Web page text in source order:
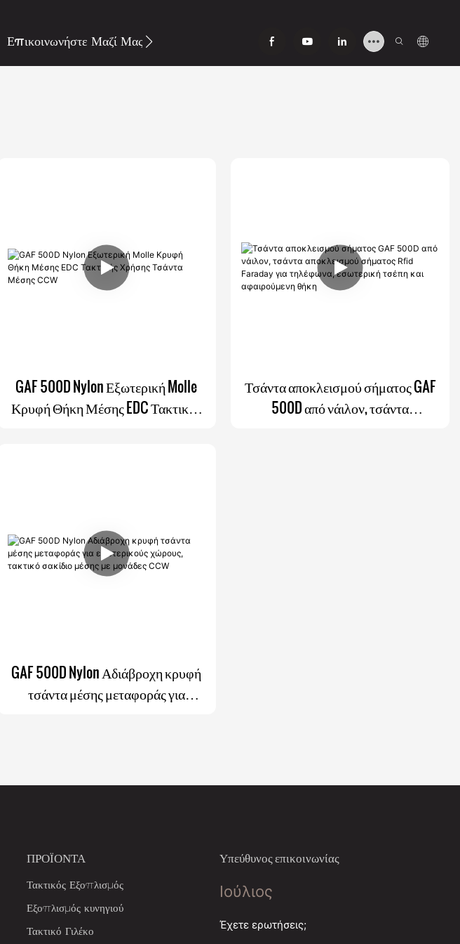
Επικοινωνήστε Μαζί Μας
GAF 500D Nylon Εξωτερική Molle
Κρυφή Θήκη Μέσης EDC Τακτικής
Τσάντα αποκλεισμού σήματος GAF
500D από νάιλον, τσάντα
GAF 500D Nylon Αδιάβροχη κρυφή
τσάντα μέσης μεταφοράς για
ΠΡΟΪΌΝΤΑ
Τακτικός Εξοπλισμός
Εξοπλισμός κυνηγιού
Τακτικό Γιλέκο
Υπεύθυνος επικοινωνίας
Ιούλιος
Έχετε ερωτήσεις;